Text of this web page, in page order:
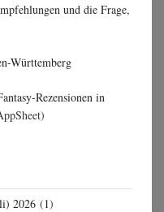
und die Frage,
Württemberg
Rezensionen in
2026 (1)